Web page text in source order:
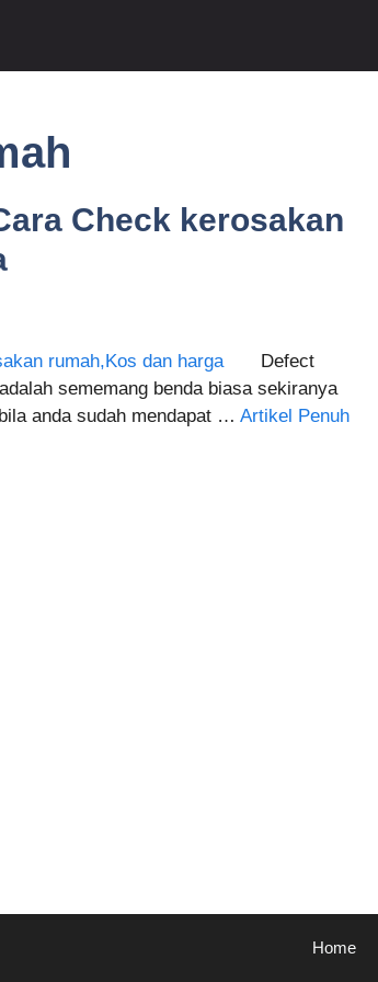
Check kerosakan
Defect
sememang benda biasa sekiranya
anda sudah mendapat … Artikel Penuh
Home